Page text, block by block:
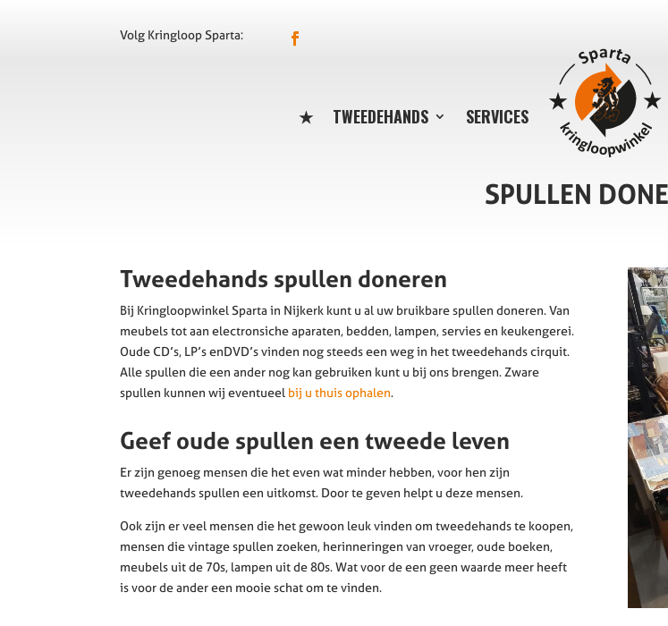
Volg Kringloop Sparta:
★ TWEEDEHANDS SERVICES
SPULLEN
Tweedehands spullen doneren
Bij Kringloopwinkel Sparta in Nijkerk kunt u al uw bruikbare spullen doneren. Van
meubels tot aan electronsiche aparaten, bedden, lampen, servies en keukengerei.
Oude CD’s, LP’s enDVD’s vinden nog steeds een weg in het tweedehands cirquit.
Alle spullen die een ander nog kan gebruiken kunt u bij ons brengen. Zware
spullen kunnen wij eventueel bij u thuis ophalen.
Geef oude spullen een tweede leven
Er zijn genoeg mensen die het even wat minder hebben, voor hen zijn
tweedehands spullen een uitkomst. Door te geven helpt u deze mensen.
Ook zijn er veel mensen die het gewoon leuk vinden om tweedehands te koopen,
mensen die vintage spullen zoeken, herinneringen van vroeger, oude boeken,
meubels uit de 70s, lampen uit de 80s. Wat voor de een geen waarde meer heeft
is voor de ander een mooie schat om te vinden.